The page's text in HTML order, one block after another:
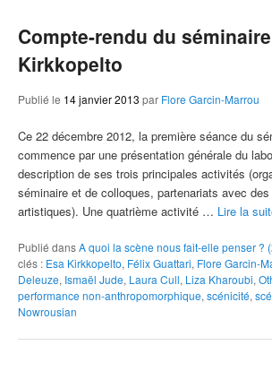
Compte-rendu du
Kirkkopelto
Publié le 14 janvier 2013 par Flore Garcin-Marrou
Ce 22 décembre 2012, la première séance du
commence par une présentation générale du
description de ses trois principales activités
séminaire et de colloques, partenariats avec
artistiques). Une quatrième activité … Lire la
Publié dansA quoi la scène nous fait-elle penser ?
clés : Esa Kirkkopelto, Félix Guattari, Flore Garcin-
Deleuze, Ismaël Jude, Laura Cull, Liza Kharoubi,
performance non-anthropomorphique, scénicité,
Nowrousian